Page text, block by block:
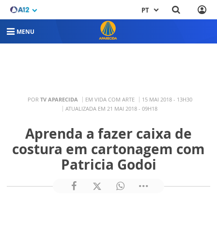
PT
MENU
POR TV APARECIDA EM VIDA COM ARTE
15 MAI 2018 - 13H30
ATUALIZADA EM 21 MAI 2018 - 09H18
Aprenda a fazer caixa de
costura em cartonagem com
Patricia Godoi